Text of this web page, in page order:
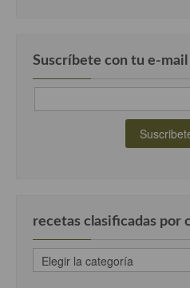
Suscríbete con tu e-mail
recetas clasificadas por
recetas
clasificadas